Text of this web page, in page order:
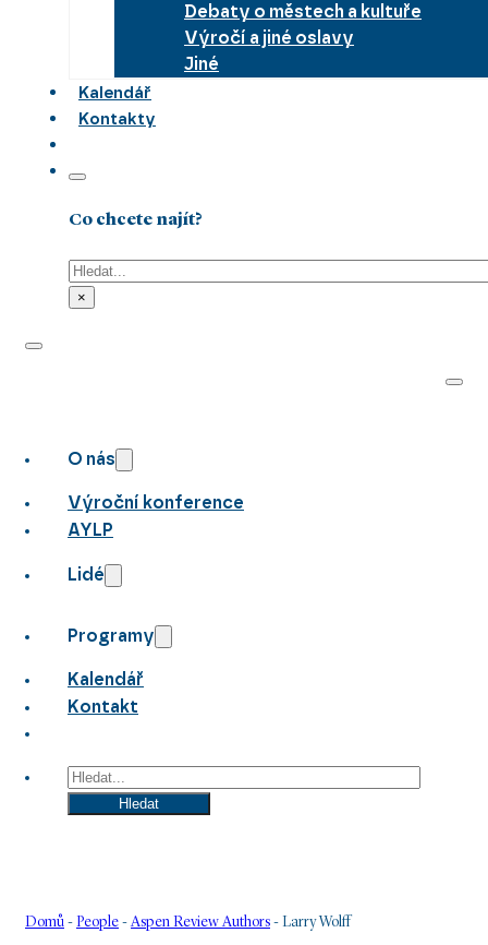
Debaty o městech a kultuře
Výročí a jiné oslavy
Jiné
Kalendář
Kontakty
Co chcete najít?
Hledat
×
O nás
Výroční konference
AYLP
Lidé
Programy
Kalendář
Kontakt
Hledat
Hledat
Domů - People - Aspen Review Authors - Larry Wolff